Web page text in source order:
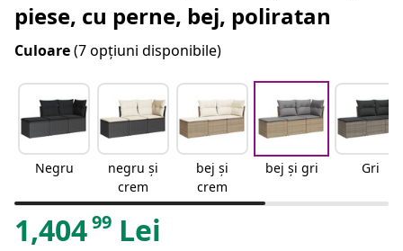
piese, cu perne, bej, poliratan
Culoare(7 opțiuni disponibile)
Negru
negru și
crem
bej și
crem
bej și gri Gri
1,40499 Lei